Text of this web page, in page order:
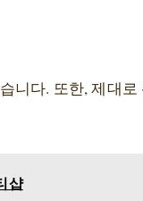
니다. 또한, 제대
샵